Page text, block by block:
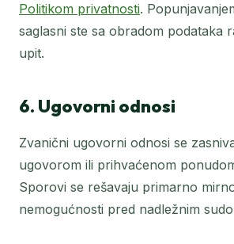
Politikom privatnosti.
saglasni ste sa obradom podataka
upit.
6. Ugovorni odnosi
Zvanični ugovorni odnosi se
ugovorom ili prihvaćenom
Sporovi se rešavaju primarno
nemogućnosti pred nadležnim